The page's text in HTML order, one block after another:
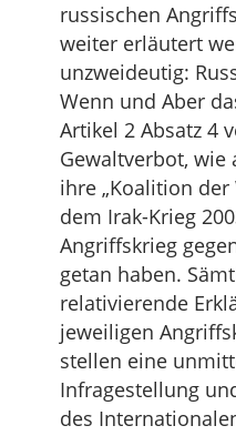
russischen
weiter erläutert
unzweideutig:
Wenn und Aber
Artikel 2 Absatz 4
Gewaltverbot, wie
ihre „Koalition
dem Irak-Krieg
Angriffskrieg
getan haben.
relativierende
jeweiligen
stellen eine
Infragestellung
des